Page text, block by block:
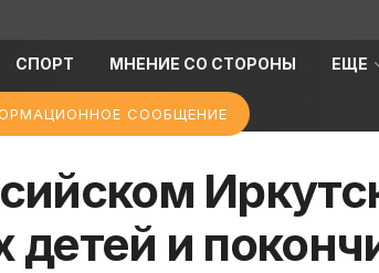
СПОРТ МНЕНИЕ СО СТОРОНЫ ЕЩЕ
СООБЩЕНИЕ
детей и